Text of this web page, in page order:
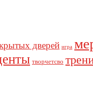
дверей игра
творчетсво